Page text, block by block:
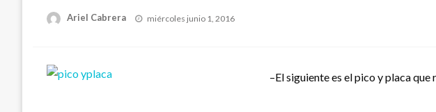
Ariel Cabrera
Publicado
miércoles junio 1, 2016
–El siguiente es el pico y placa